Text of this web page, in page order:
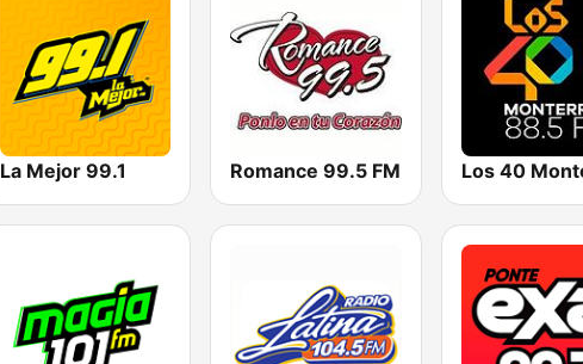
La Mejor 99.1 Romance 99.5 FM Los 40